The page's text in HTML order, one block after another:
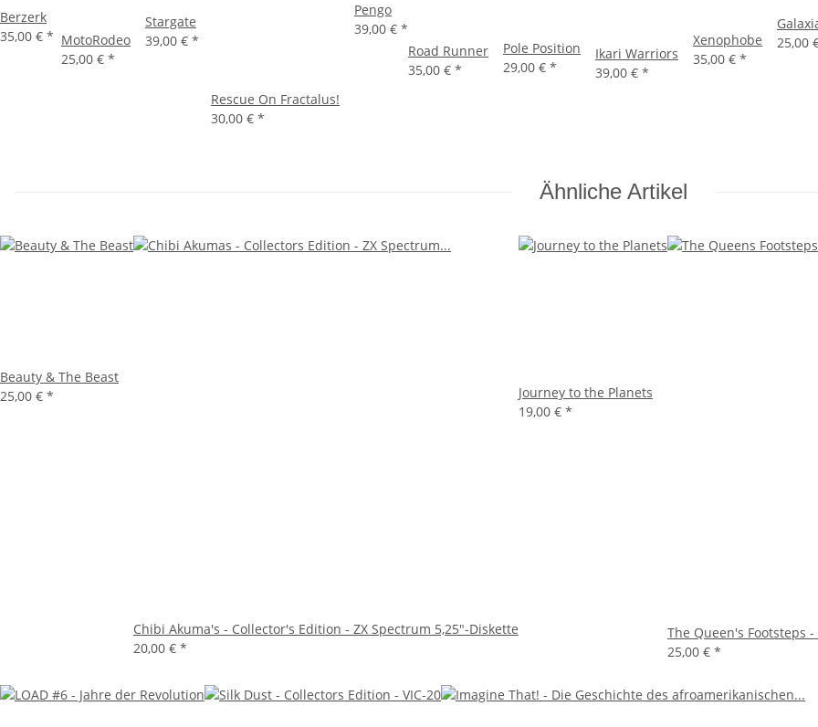
Berzerk
35,00 € * MotoRodeo
25,00 € *
Stargate
39,00 € *
Rescue On Fractalus!
30,00 € *
Pengo
39,00 € *
Road Runner
35,00 € *
Pole Position
29,00 € *
Ikari Warriors
39,00 € *
Xenophobe
35,00 € *
25,00
Ähnliche Artikel
Beauty & The Beast
25,00 € *
Chibi Akuma's - Collector's Edition - ZX Spectrum 5,25"-Diskette
20,00 € *
Journey to the Planets
19,00 € *
The Queen's Footsteps
25,00 € *